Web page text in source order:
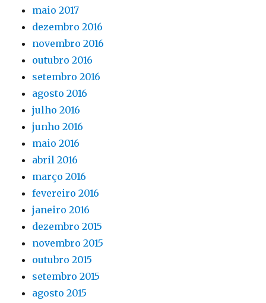
maio 2017
dezembro 2016
novembro 2016
outubro 2016
setembro 2016
agosto 2016
julho 2016
junho 2016
maio 2016
abril 2016
março 2016
fevereiro 2016
janeiro 2016
dezembro 2015
novembro 2015
outubro 2015
setembro 2015
agosto 2015